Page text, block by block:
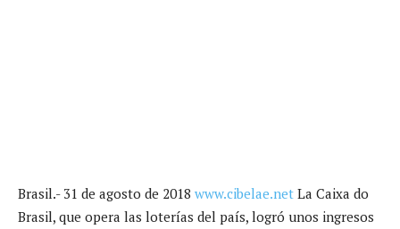
Brasil.- 31 de agosto de 2018 www.cibelae.net La Caixa do
Brasil, que opera las loterías del país, logró unos ingresos